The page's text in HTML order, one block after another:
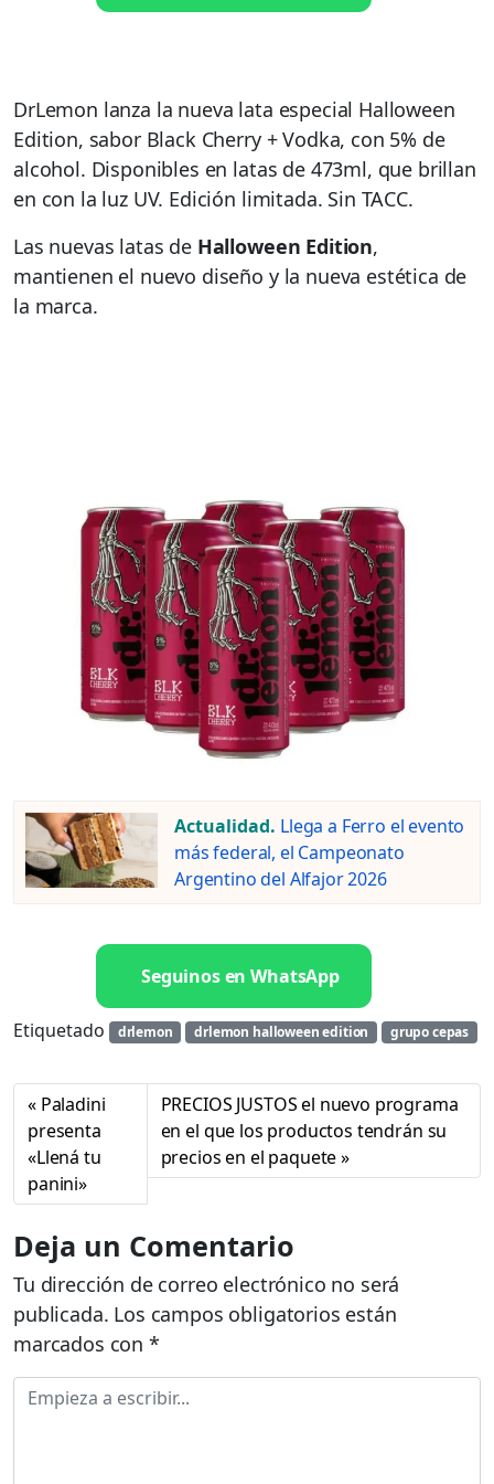
DrLemon lanza la nueva lata especial Halloween
Edition, sabor Black Cherry + Vodka, con 5% de
alcohol. Disponibles en latas de 473ml, que brillan
en con la luz UV. Edición limitada. Sin TACC.
Las nuevas latas de Halloween Edition,
mantienen el nuevo diseño y la nueva estética de
la marca.
Actualidad. Llega a Ferro el evento
más federal, el Campeonato
Argentino del Alfajor 2026
Seguinos en WhatsApp
Etiquetado drlemon drlemon halloween edition grupo cepas
Paladini
presenta
«Llená tu
panini»
PRECIOS JUSTOS el nuevo programa
en el que los productos tendrán su
precios en el paquete
Deja un Comentario
Tu dirección de correo electrónico no será
publicada. Los campos obligatorios están
marcados con *